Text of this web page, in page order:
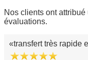
Nos clients ont
évaluations.
transfert très rapide